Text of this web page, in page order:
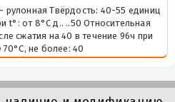
рулонная Твёрдость: 40-55 единиц
t°: от 8°С д.. ..50 Относительная
сжатия на 40 в течение 96ч при
70°С, не более: 40